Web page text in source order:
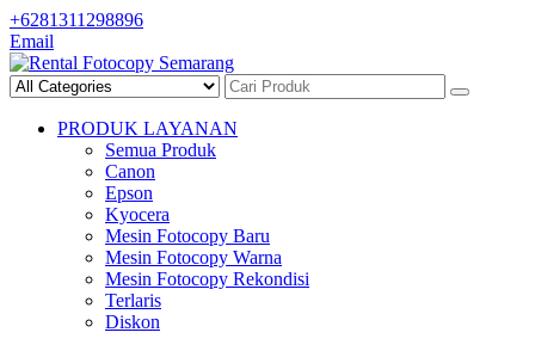
Skip
to
content
+6281311298896
Email
PRODUK LAYANAN
Semua Produk
Canon
Epson
Kyocera
Mesin Fotocopy Baru
Mesin Fotocopy Warna
Mesin Fotocopy Rekondisi
Terlaris
Diskon